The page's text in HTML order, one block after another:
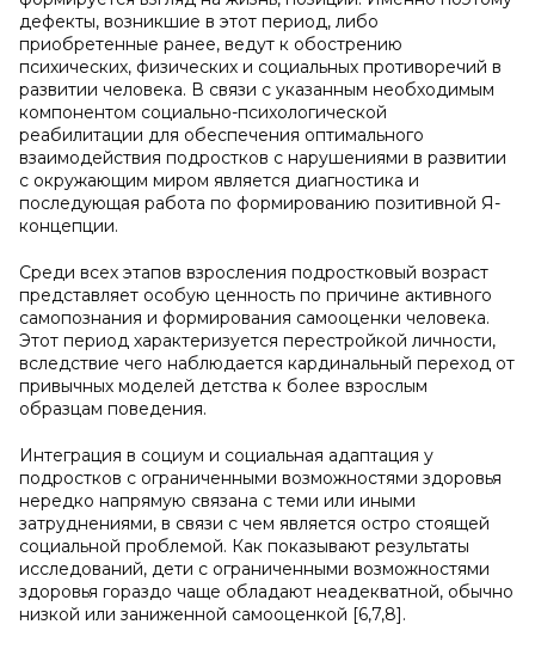
дефекты, возникшие в этот период, либо
приобретенные ранее, ведут к обострению
психических, физических и социальных противоречий в
развитии человека. В связи с указанным необходимым
компонентом социально-психологической
реабилитации для обеспечения оптимального
взаимодействия подростков с нарушениями в развитии
с окружающим миром является диагностика и
последующая работа по формированию позитивной Я-
концепции.
Среди всех этапов взросления подростковый возраст
представляет особую ценность по причине активного
самопознания и формирования самооценки человека.
Этот период характеризуется перестройкой личности,
вследствие чего наблюдается кардинальный переход от
привычных моделей детства к более взрослым
образцам поведения.
Интеграция в социум и социальная адаптация у
подростков с ограниченными возможностями здоровья
нередко напрямую связана с теми или иными
затруднениями, в связи с чем является остро стоящей
социальной проблемой. Как показывают результаты
исследований, дети с ограниченными возможностями
здоровья гораздо чаще обладают неадекватной, обычно
низкой или заниженной самооценкой [6,7,8].